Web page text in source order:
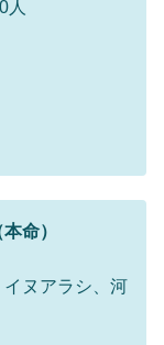
人
命）
イヌアラシ、河